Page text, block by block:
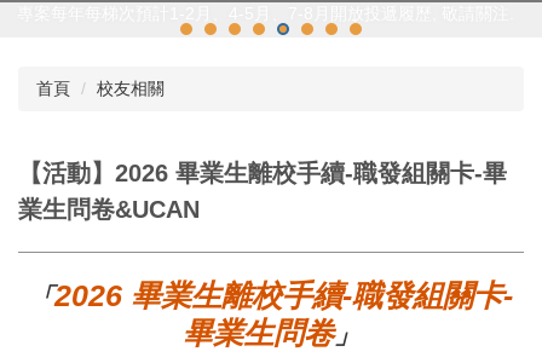
首頁 校友相關
【活動】2026 畢業生離校手續-職發組關卡-畢
業生問卷&UCAN
2026 畢業生離校手續-職發組關卡-
畢業生問卷